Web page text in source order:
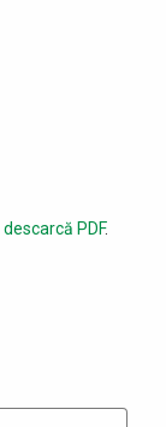
descarcă PDF.